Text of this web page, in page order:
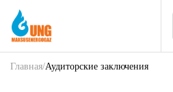
Главная/Аудиторские заключения